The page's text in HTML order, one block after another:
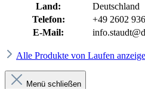
Land:
Deutschland
Telefon:
+49 2602
E-Mail:
Alle Produkte von Laufen
Menü schließen